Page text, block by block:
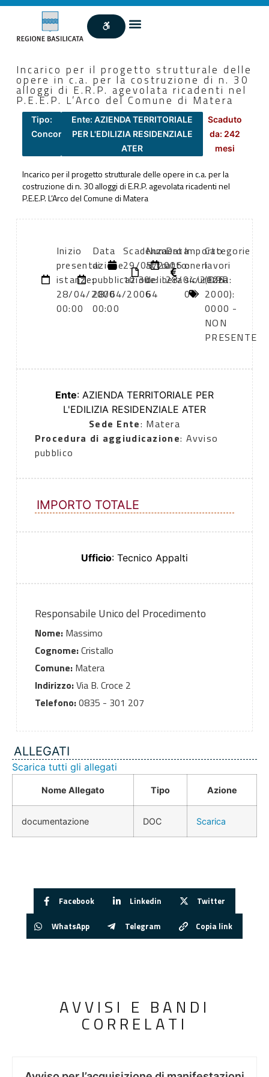
Incarico per il progetto strutturale delle
opere in c.a. per la costruzione di n. 30
alloggi di E.R.P. agevolata ricadenti nel
P.E.E.P. L’Arco del Comune di Matera
Tipo:
Concorsi
Ente: AZIENDA TERRITORIALE
PER L'EDILIZIA RESIDENZIALE
ATER
Scaduto
da: 242
mesi
Incarico per il progetto strutturale delle opere in c.a. per la
costruzione di n. 30 alloggi di E.R.P. agevolata ricadenti nel
P.E.E.P. L’Arco del Comune di Matera
Inizio
presentazione
istanze:
28/04/2006
00:00
Data
di
pubblicazione:
28/04/2006
00:00
Scadenza:
29/05/2006
10:30
Numero
atto:
delibera
64
Data
atto:
28/04/2006
Importo
oneri
sicurezza:
0
Categorie
lavori
(DPR
2000):
0000 -
NON
PRESENTE
Ente: AZIENDA TERRITORIALE PER
L'EDILIZIA RESIDENZIALE ATER
Sede Ente: Matera
Procedura di aggiudicazione: Avviso
pubblico
IMPORTO TOTALE
Ufficio: Tecnico Appalti
Responsabile Unico del Procedimento
Nome:Massimo
Cognome:Cristallo
Comune:Matera
Indirizzo:Via B. Croce 2
Telefono:0835 - 301 207
ALLEGATI
Scarica tutti gli allegati
Nome Allegato Tipo Azione
documentazione DOC Scarica
Facebook Linkedin Twitter
WhatsApp Telegram Copia link
AVVISI E BANDI
CORRELATI